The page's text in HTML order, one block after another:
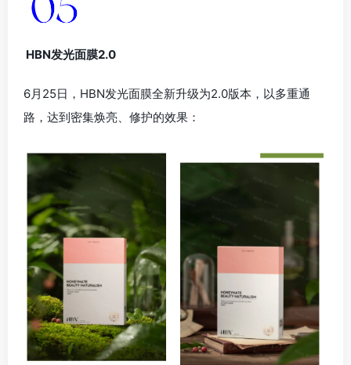
HBN发光面膜2.0
6月25日，HBN发光面膜全新升级为2.0版本，以多重通
路，达到密集焕亮、修护的效果：